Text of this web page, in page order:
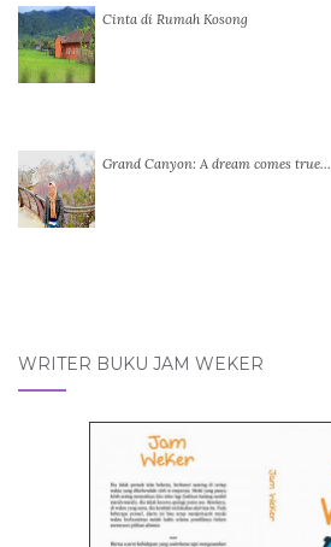
Cinta di Rumah Kosong
Grand Canyon: A dream comes true…
WRITER BUKU JAM WEKER